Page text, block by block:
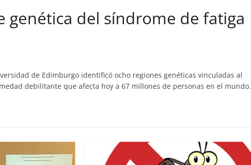
genética del síndrome de fatiga
de Edimburgo identificó ocho regiones genéticas vinculadas al
debilitante que afecta hoy a 67 millones de personas en el mundo.